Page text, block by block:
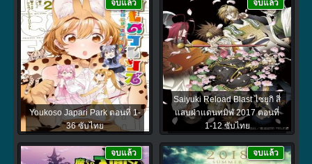
Youkoso Japari Park ตอนที่ 1-
36 ซับไทย
จบแล้ว
Saiyuki Reload Blast ไซยูกิ สี่
แสบฝ่าแดนทมิฬ 2017 ตอนที่
1-12 ซับไทย
จบแล้ว
จบแล้ว จบแล้ว